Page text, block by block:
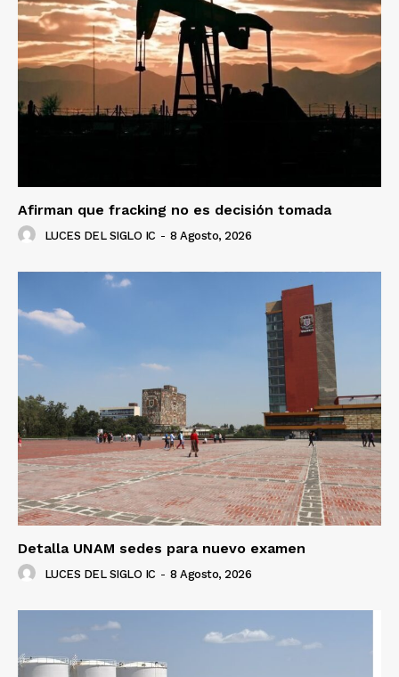
Afirman que fracking no es decisión tomada
LUCES DEL SIGLO IC - 8 Agosto, 2026
Detalla UNAM sedes para nuevo examen
LUCES DEL SIGLO IC - 8 Agosto, 2026